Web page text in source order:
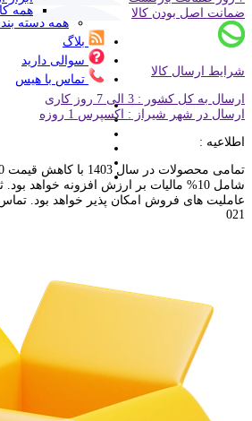
همه
همه دسته
بلاگ
سوالی دارید
تماس با هیس
ضمانت اصل بودن کالا
شرایط ارسال کالا
ارسال به کل کشور : 3 الی 7 روز کاری
ارسال در شهر شیراز : اکسپرس 1 روزه
اطلاعیه :
شامل 10% مالیات بر ارزش افزونه خواهد
021